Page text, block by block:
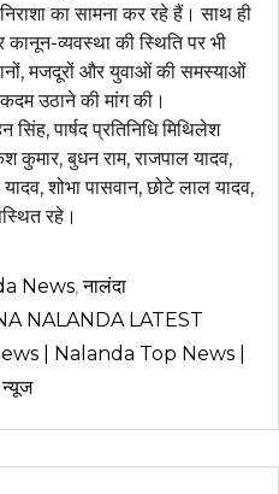
का सामना कर रहे हैं। साथ ही
व्यवस्था की स्थिति पर भी
मजदूरों और युवाओं की समस्याओं
उठाने की मांग की।
सिंह, पार्षद प्रतिनिधि मिथिलेश
कुमार, बुधन राम, राजपाल यादव,
शोभा पासवान, छोटे लाल यादव,
रहे।
News,नालंदा
NALANDA LATEST
| Nalanda Top News |
न्यूज